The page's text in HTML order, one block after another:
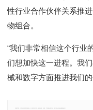
性行业合作伙伴关系推
物组合。
“我们非常相信这个行业
们想加快这一进程。我
械和数字方面推进我们的